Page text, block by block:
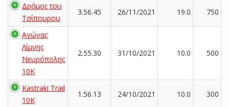
Δρόμος του
Τσίπουρου
3.56.45 26/11/2021 19.0 750
Αγώνας
Λίμνης
Νευρόπολης
10Κ
2.55.30 31/10/2021 10.0 500
Kastraki Trail
10K
1.56.13 24/10/2021 10.0 300